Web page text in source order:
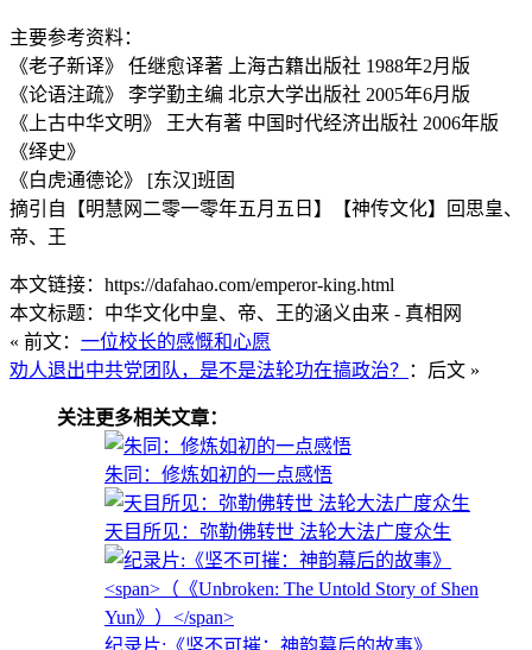
主要参考资料：
《老子新译》 任继愈译著 上海古籍出版社 1988年2月版
《论语注疏》 李学勤主编 北京大学出版社 2005年6月版
《上古中华文明》 王大有著 中国时代经济出版社 2006年版
《绎史》
《白虎通德论》 [东汉]班固
摘引自【明慧网二零一零年五月五日】【神传文化】回思皇、
帝、王
本文链接：https://dafahao.com/emperor-king.html
本文标题：中华文化中皇、帝、王的涵义由来 - 真相网
« 前文： 一位校长的感慨和心愿
劝人退出中共党团队，是不是法轮功在搞政治？
：后文 »
关注更多相关文章：
朱同：修炼如初的一点感悟
天目所见：弥勒佛转世 法轮大法广度众生
纪录片:《坚不可摧：神韵幕后的故事》